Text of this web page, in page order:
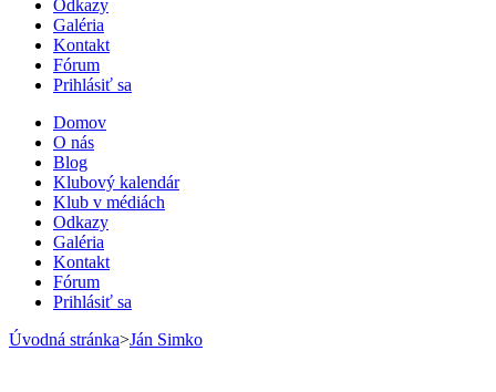
Odkazy
Galéria
Kontakt
Fórum
Prihlásiť sa
Domov
O nás
Blog
Klubový kalendár
Klub v médiách
Odkazy
Galéria
Kontakt
Fórum
Prihlásiť sa
Úvodná stránka>Ján Simko